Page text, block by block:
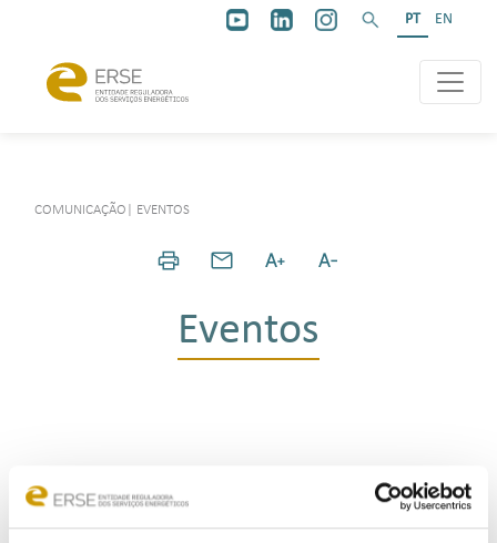
PT EN
COMUNICAÇÃO EVENTOS
Eventos